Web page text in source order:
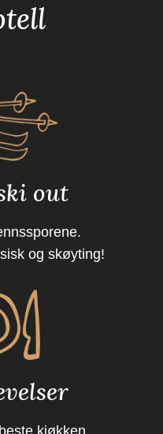
out
og skøyting!
kjøkken